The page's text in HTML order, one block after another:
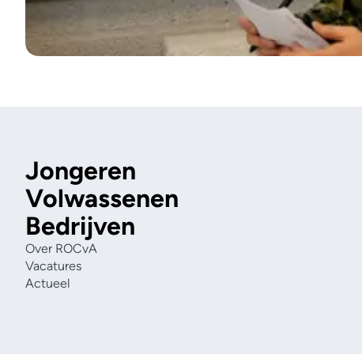
Jongeren
Volwassenen
Bedrijven
Over ROCvA
Vacatures
Actueel